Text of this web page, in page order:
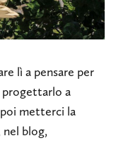
lì a pensare per
progettarlo a
metterci la
nel blog,